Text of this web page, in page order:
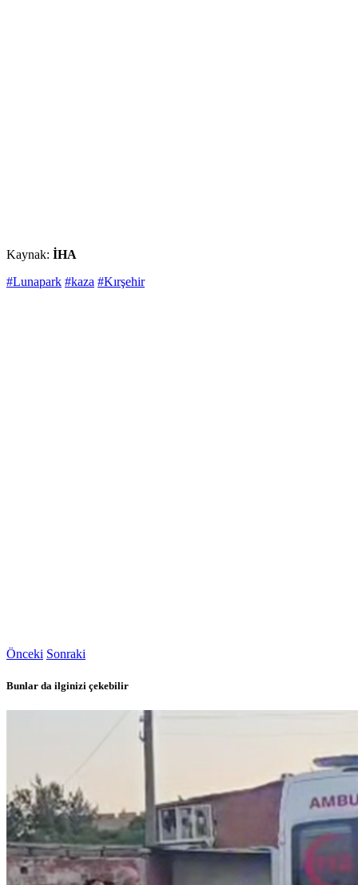
Kaynak: İHA
#Lunapark #kaza #Kırşehir
Önceki Sonraki
Bunlar da ilginizi çekebilir